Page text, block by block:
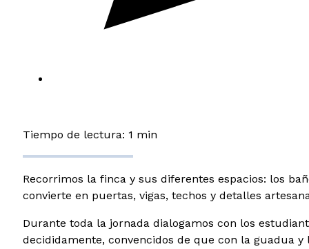
Tiempo de lectura: 1 min
Recorrimos la finca y sus diferentes espacios: los
convierte en puertas, vigas, techos y detalles
Durante toda la jornada dialogamos con los
decididamente, convencidos de que con la guadua